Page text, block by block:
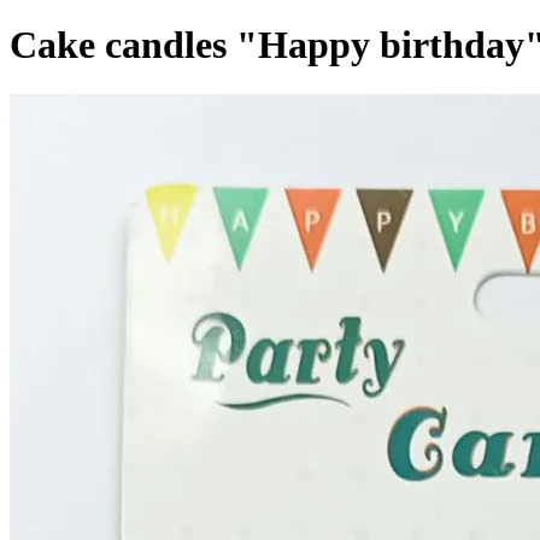
Cake candles "Happy